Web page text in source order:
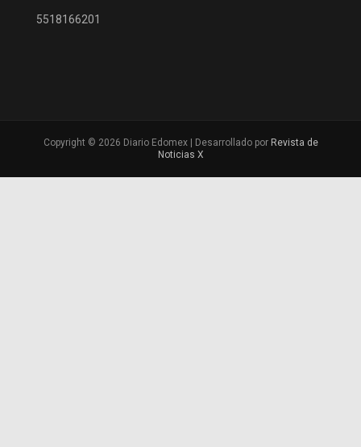
5518166201
Copyright © 2026 Diario Edomex | Desarrollado por Revista de
Noticias X